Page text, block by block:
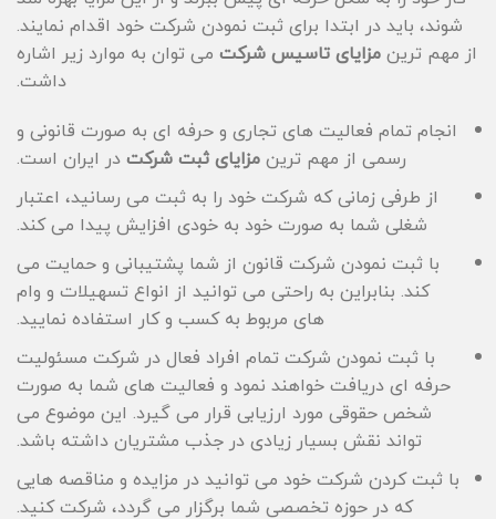
شوند، باید در ابتدا برای ثبت نمودن شرکت خود اقدام نمایند.
از مهم ترینمزایای تاسیس شرکت می توان به موارد زیر اشاره
داشت.
انجام تمام فعالیت های تجاری و حرفه ای به صورت قانونی و
رسمی از مهم ترینمزایای ثبت شرکتدر ایران است.
از طرفی زمانی که شرکت خود را به ثبت می رسانید، اعتبار
شغلی شما به صورت خود به خودی افزایش پیدا می کند.
با ثبت نمودن شرکت قانون از شما پشتیبانی و حمایت می
کند. بنابراین به راحتی می توانید از انواع تسهیلات و وام
های مربوط به کسب و کار استفاده نمایید.
با ثبت نمودن شرکت تمام افراد فعال در شرکت مسئولیت
حرفه ای دریافت خواهند نمود و فعالیت های شما به صورت
شخص حقوقی مورد ارزیابی قرار می گیرد. این موضوع می
تواند نقش بسیار زیادی در جذب مشتریان داشته باشد.
با ثبت کردن شرکت خود می توانید در مزایده و مناقصه هایی
که در حوزه تخصصی شما برگزار می گردد، شرکت کنید.